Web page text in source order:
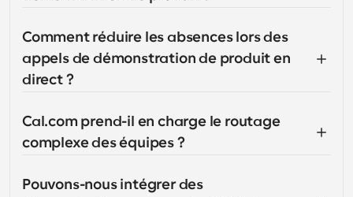
Comment réduire les absences lors des
appels de démonstration de produit en
direct ?
Cal.com prend-il en charge le routage
complexe des équipes ?
Pouvons-nous intégrer des